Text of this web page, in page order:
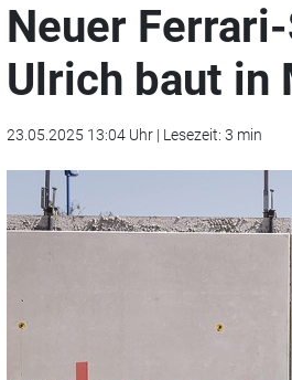
Neuer
Ulrich baut in
23.05.2025 13:04 Uhr | Lesezeit: 3 min